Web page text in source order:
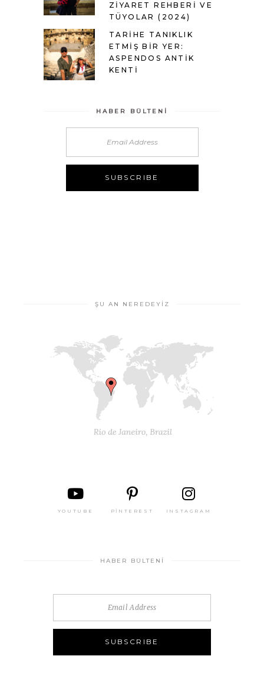
ZIYARET REHBERI VE
TÜYOLAR (2024)
TARIHE TANIKLIK
ETMIŞ BIR YER:
ASPENDOS ANTIK
KENTI
HABER BÜLTENI
ŞU AN NEREDEYIZ
YOUTUBE PINTEREST INSTAGRAM
HABER BÜLTENI